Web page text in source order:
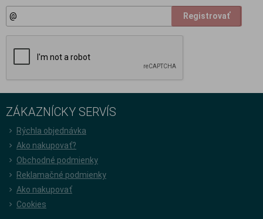
Registrovať
ZÁKAZNÍCKY SERVÍS
Rýchla objednávka
Ako nakupovať?
Obchodné podmienky
Reklamačné podmienky
Ako nakupovať
Cookies